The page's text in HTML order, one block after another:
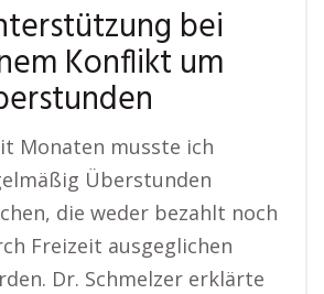
bei
Konflikt um
Monaten musste ich
Überstunden
die weder bezahlt noch
Freizeit ausgeglichen
Dr. Schmelzer erklärte